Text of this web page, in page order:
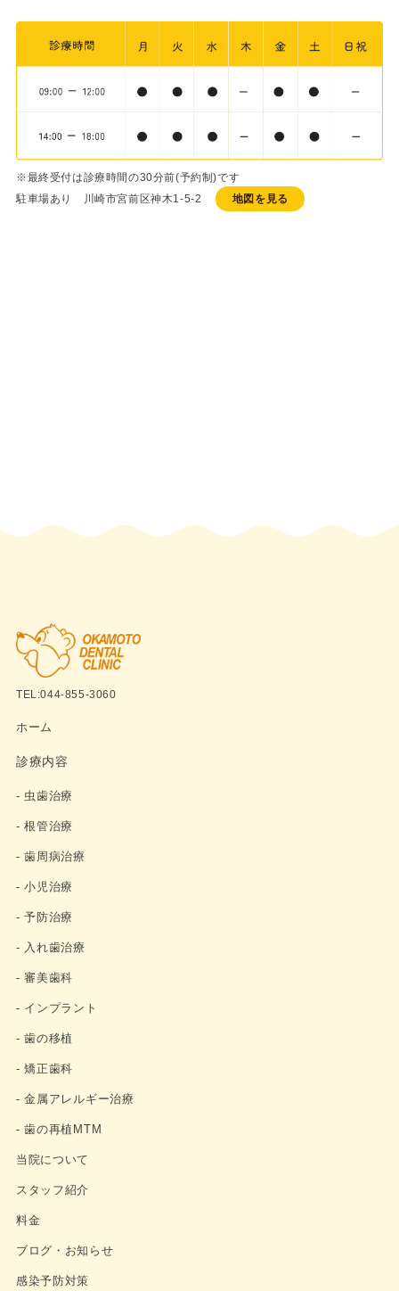
※最終受付は診療時間の30分前(予約制)です
駐車場あり 川崎市宮前区神木1-5-2
地図を見る
TEL:044-855-3060
ホーム
診療内容
- 虫歯治療
- 根管治療
- 歯周病治療
- 小児治療
- 予防治療
- 入れ歯治療
- 審美歯科
- インプラント
- 歯の移植
- 矯正歯科
- 金属アレルギー治療
- 歯の再植MTM
当院について
スタッフ紹介
料金
ブログ・お知らせ
感染予防対策